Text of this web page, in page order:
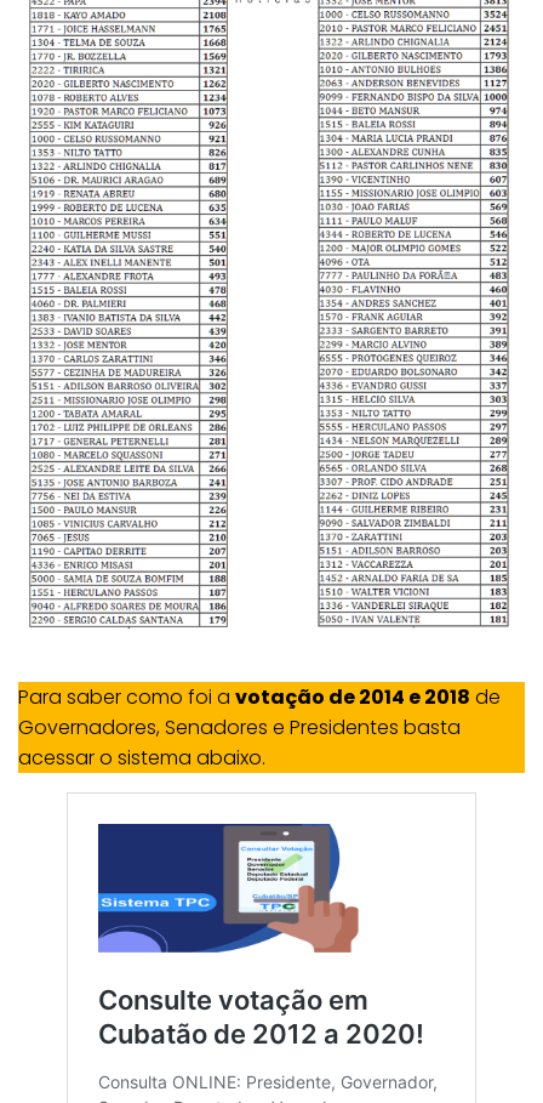
Para saber como foi a votação de 2014 e 2018 de
Governadores, Senadores e Presidentes basta
acessar o sistema abaixo.